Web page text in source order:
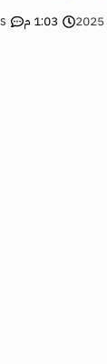
1:03 م